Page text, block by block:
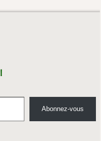
Abonnez-vous